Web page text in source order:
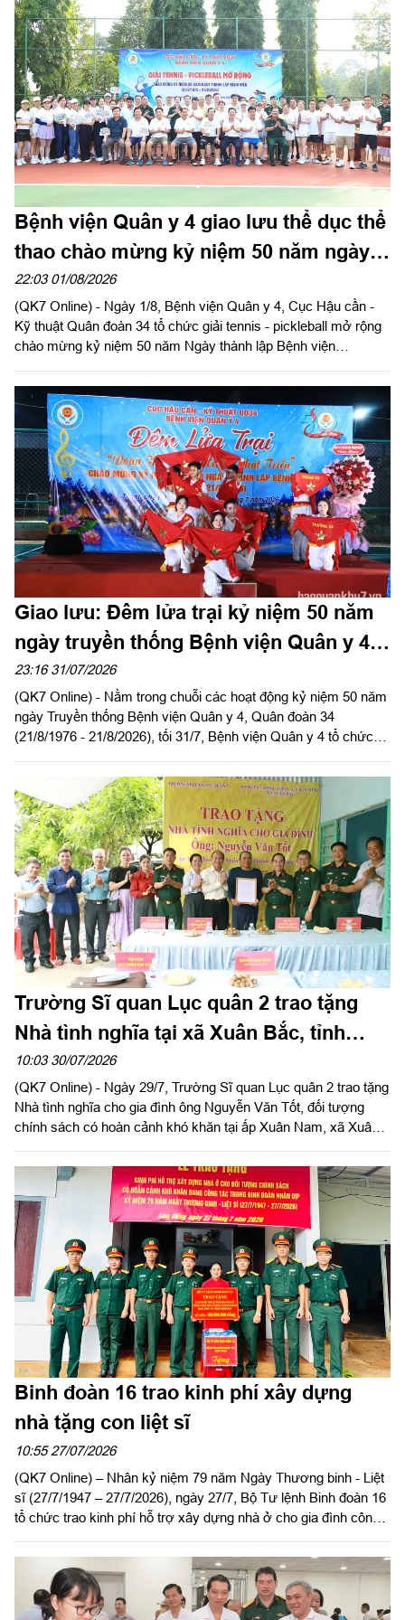
Đức và Quảng Trực, tỉnh Lâm Đồng.
Bệnh viện Quân y 4 giao lưu thể dục thể
thao chào mừng kỷ niệm 50 năm ngày
thành lập
22:03 01/08/2026
(QK7 Online) - Ngày 1/8, Bệnh viện Quân y 4, Cục Hậu cần -
Kỹ thuật Quân đoàn 34 tổ chức giải tennis - pickleball mở rộng
chào mừng kỷ niệm 50 năm Ngày thành lập Bệnh viện
lệnh, Tham mưu trưởng Quân đoàn 34 dự và giao lưu tại giải.
Giao lưu: Đêm lửa trại kỷ niệm 50 năm
ngày truyền thống Bệnh viện Quân y 4,
Quân đoàn 34
23:16 31/07/2026
(QK7 Online) - Nằm trong chuỗi các hoạt động kỷ niệm 50 năm
ngày Truyền thống Bệnh viện Quân y 4, Quân đoàn 34
(21/8/1976 - 21/8/2026), tối 31/7, Bệnh viện Quân y 4 tổ chức
Cống hiến - Phát triển”.
Trường Sĩ quan Lục quân 2 trao tặng
Nhà tình nghĩa tại xã Xuân Bắc, tỉnh
Đồng Nai
10:03 30/07/2026
(QK7 Online) - Ngày 29/7, Trường Sĩ quan Lục quân 2 trao tặng
Nhà tình nghĩa cho gia đình ông Nguyễn Văn Tốt, đối tượng
chính sách có hoàn cảnh khó khăn tại ấp Xuân Nam, xã Xuân
“Đền ơn đáp nghĩa”, tri ân người có công với cách mạng nhân
kỷ niệm 79 năm Ngày Thương binh - Liệt sĩ (27/7/1947 -
27/7/2026), hướng tới kỷ niệm 65 năm Ngày truyền thống
Trường Sĩ quan Lục quân 2 (27/8/1961 - 27/8/2026).
Binh đoàn 16 trao kinh phí xây dựng
nhà tặng con liệt sĩ
10:55 27/07/2026
(QK7 Online) – Nhân kỷ niệm 79 năm Ngày Thương binh - Liệt
sĩ (27/7/1947 – 27/7/2026), ngày 27/7, Bộ Tư lệnh Binh đoàn 16
tổ chức trao kinh phí hỗ trợ xây dựng nhà ở cho gia đình công
sĩ có hoàn cảnh khó khăn về nhà ở. Dự buổi lễ có Đại tá Lại
Văn Tuấn, Chủ nhiệm Chính trị Binh đoàn 16; đại diện các cơ
quan, đơn vị của Binh đoàn và lãnh đạo, chỉ huy Đoàn Kinh tế -
Quốc phòng 726.